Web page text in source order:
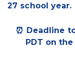
27 school year.
⏰ Deadline
PDT on